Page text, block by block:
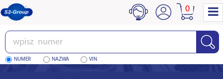
Wpisz
numer
NUMER NAZWA VIN
0